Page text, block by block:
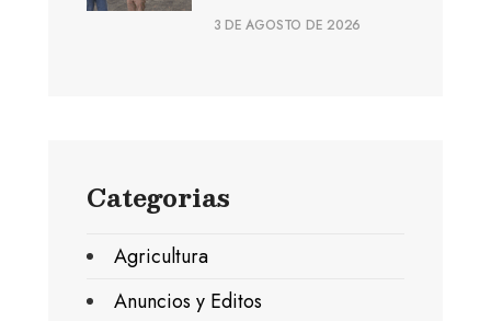
3 DE AGOSTO DE 2026
Categorias
Agricultura
Anuncios y Editos